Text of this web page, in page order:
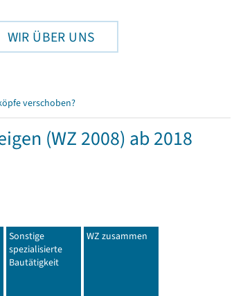
WIR ÜBER UNS
verschoben?
(WZ 2008) ab 2018
Sonstige
spezialisierte
Bautätigkeit
WZ zusammen